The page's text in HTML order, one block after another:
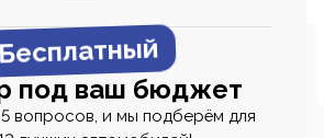
Бесплатный
под ваш бюджет
5 вопросов, и мы подберём для